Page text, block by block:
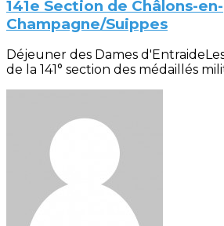
141e Section de Châlons-en-
Champagne/Suippes
Déjeuner des Dames
de la 141° section des médaillés